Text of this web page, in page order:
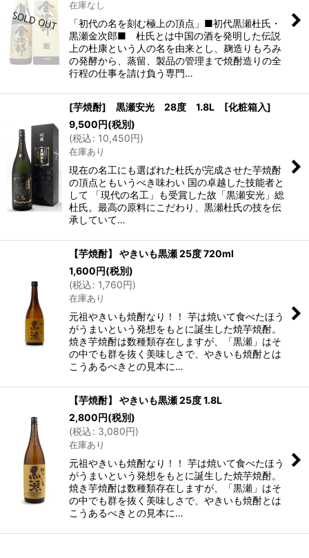
在庫なし
「初代の名を刻む極上の頂点」■初代黒瀬杜氏・
黒瀬金次郎■ 杜氏とは中国の酒を発明した伝説
上の杜康という人の名を由来とし、麹造りもろみ
の発酵から、蒸留、製品の管理まで焼酎造りの全
行程の仕事を請け負う専門…
[芋焼酎] 黒瀬安光 28度 1.8L [化粧箱入]
9,500円(税別)
(税込: 10,450円)
在庫あり
現在の名工にも選ばれた杜氏が完成させた芋焼酎
の頂点ともいうべき味わい 国の卓越した技能者と
して 「現代の名工」も受賞した故「黒瀬安光」総
杜氏。最高の原料にこだわり、黒瀬杜氏の技を伝
承していて…
【芋焼酎】 やきいも黒瀬 25度 720ml
1,600円(税別)
(税込: 1,760円)
在庫あり
元祖やきいも焼酎なり！！ 芋は焼いて食べたほう
がうまいという発想をもとに誕生した焼芋焼酎。
焼き芋焼酎は数種類存在しますが、「黒瀬」はそ
の中でも群を抜く美味しさで、やきいも焼酎とは
こうあるべきとの見本に…
【芋焼酎】 やきいも黒瀬 25度 1.8L
2,800円(税別)
(税込: 3,080円)
在庫あり
元祖やきいも焼酎なり！！ 芋は焼いて食べたほう
がうまいという発想をもとに誕生した焼芋焼酎。
焼き芋焼酎は数種類存在しますが、「黒瀬」はそ
の中でも群を抜く美味しさで、やきいも焼酎とは
こうあるべきとの見本に…